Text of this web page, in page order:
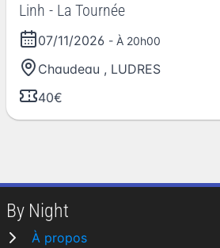
Linh - La Tournée
07/11/2026 - À 20h00
Chaudeau , LUDRES
40€
By Night
À propos